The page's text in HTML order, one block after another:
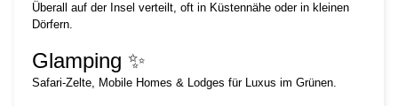
Überall auf der Insel verteilt, oft in Küstennähe oder in kleinen
Dörfern.
Glamping ✨
Safari-Zelte, Mobile Homes & Lodges für Luxus im Grünen.